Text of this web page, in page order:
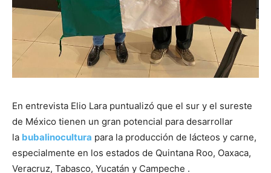
En entrevista Elio Lara puntualizó que el sur y el sureste
de México tienen un gran potencial para desarrollar
la bubalinocultura para la producción de lácteos y carne,
especialmente en los estados de Quintana Roo, Oaxaca,
Veracruz, Tabasco, Yucatán y Campeche .